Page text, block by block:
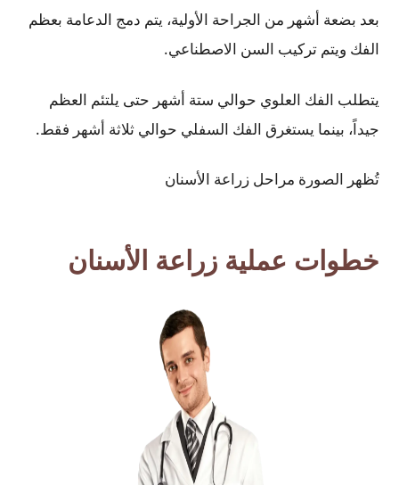
بعد بضعة أشهر من الجراحة الأولية، يتم دمج الدعامة بعظم
الفك ويتم تركيب السن الاصطناعي.
يتطلب الفك العلوي حوالي ستة أشهر حتى يلتئم العظم
جيداً، بينما يستغرق الفك السفلي حوالي ثلاثة أشهر فقط.
تُظهر الصورة مراحل زراعة الأسنان
خطوات عملية زراعة الأسنان